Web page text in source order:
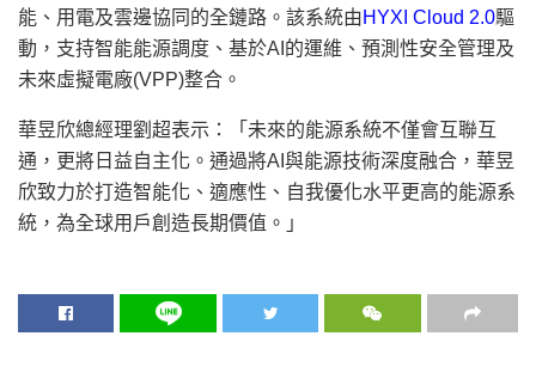
能、用電及雲邊協同的全鏈路。該系統由HYXI Cloud 2.0驅
動，支持智能能源調度、基於AI的運維、預測性安全管理及
未來虛擬電廠(VPP)整合。
華昱欣總經理劉超表示：「未來的能源系統不僅會互聯互
通，更將日益自主化。通過將AI與能源技術深度融合，華昱
欣致力於打造智能化、適應性、自我優化水平更高的能源系
統，為全球用戶創造長期價值。」